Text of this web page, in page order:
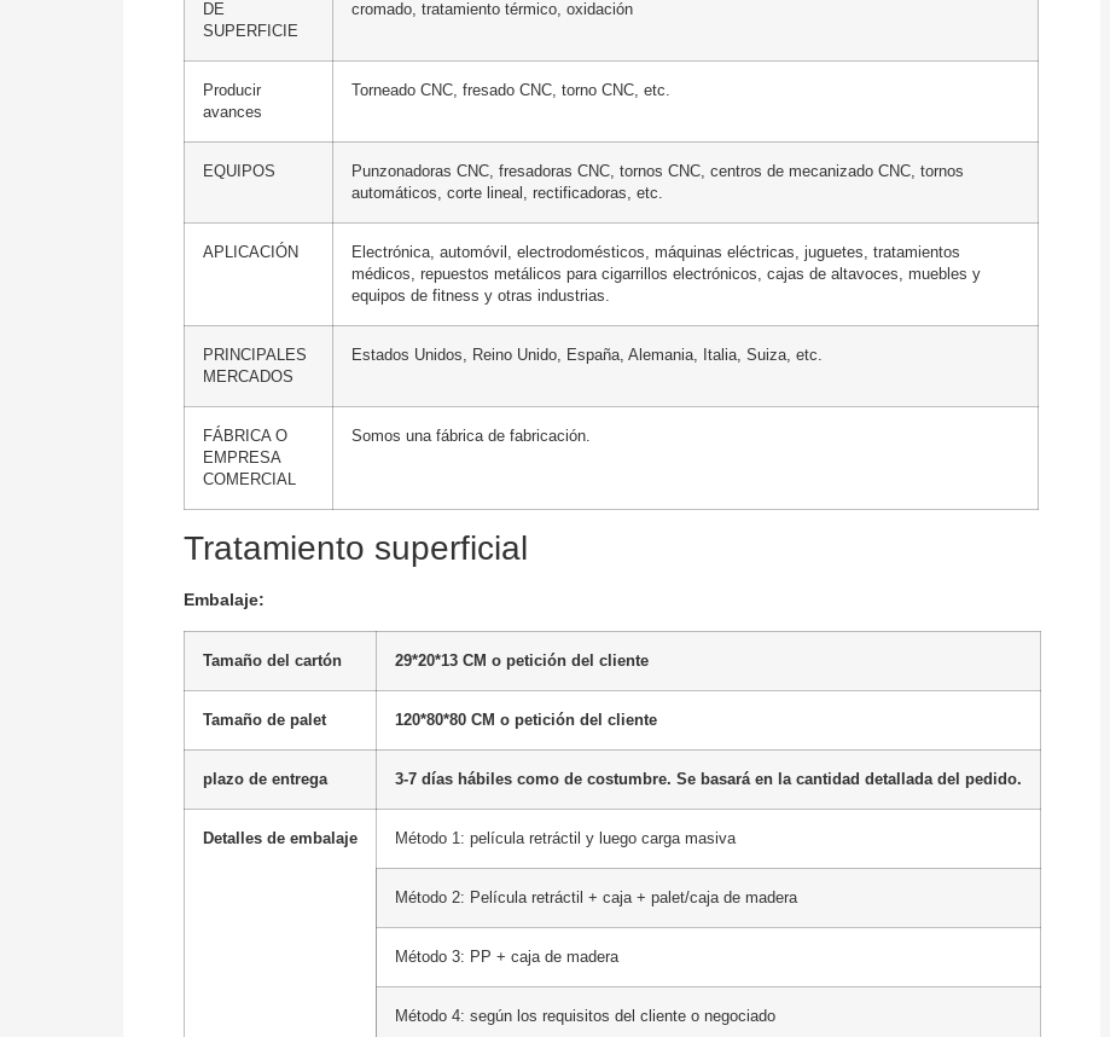
DE
SUPERFICIE
cromado, tratamiento térmico, oxidación
Producir
avances
Torneado CNC, fresado CNC, torno CNC, etc.
EQUIPOS
Punzonadoras CNC, fresadoras CNC, tornos CNC, centros de mecanizado CNC, tornos
automáticos, corte lineal, rectificadoras, etc.
APLICACIÓN
Electrónica, automóvil, electrodomésticos, máquinas eléctricas, juguetes, tratamientos
médicos, repuestos metálicos para cigarrillos electrónicos, cajas de altavoces, muebles y
equipos de fitness y otras industrias.
PRINCIPALES
MERCADOS
Estados Unidos, Reino Unido, España, Alemania, Italia, Suiza, etc.
FÁBRICA O
EMPRESA
COMERCIAL
Somos una fábrica de fabricación.
Tratamiento superficial
Embalaje:
Tamaño del cartón 29*20*13 CM o petición del cliente
Tamaño de palet 120*80*80 CM o petición del cliente
plazo de entrega 3-7 días hábiles como de costumbre. Se basará en la cantidad detallada del pedido.
Detalles de embalaje Método 1: película retráctil y luego carga masiva
Método 2: Película retráctil + caja + palet/caja de madera
Método 3: PP + caja de madera
Método 4: según los requisitos del cliente o negociado